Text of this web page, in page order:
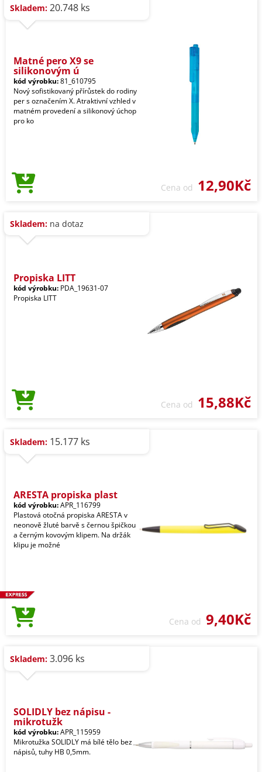
Skladem: 20.748 ks
Matné pero X9 se
silikonovým ú
kód výrobku:81_610795
Nový sofistikovaný přírůstek do rodiny
per s označením X. Atraktivní vzhled v
matném provedení a silikonový úchop
pro ko
Cena od 12,90Kč
Skladem: na dotaz
Propiska LITT
kód výrobku: PDA_19631-07
Propiska LITT
Cena od 15,88Kč
Skladem: 15.177 ks
ARESTA propiska plast
kód výrobku:APR_116799
Plastová otočná propiska ARESTA v
neonově žluté barvě s černou špičkou
a černým kovovým klipem. Na držák
klipu je možné
Cena od 9,40Kč
Skladem: 3.096 ks
SOLIDLY bez nápisu -
mikrotužk
kód výrobku:APR_115959
Mikrotužka SOLIDLY má bílé tělo bez
nápisů, tuhy HB 0,5mm.